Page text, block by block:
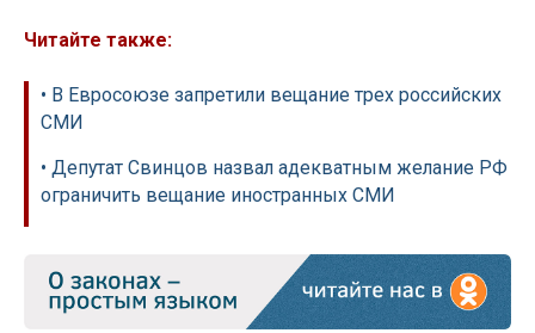
Читайте также:
• В Евросоюзе запретили вещание трех российских
СМИ
• Депутат Свинцов назвал адекватным желание РФ
ограничить вещание иностранных СМИ